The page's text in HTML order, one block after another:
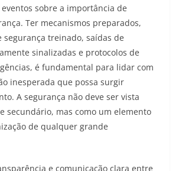
sobre a importância de
Ter mecanismos preparados,
segurança treinado, saídas de
sinalizadas e protocolos de
é fundamental para lidar com
inesperada que possa surgir
A segurança não deve ser vista
secundário, mas como um elemento
de qualquer grande
e comunicação clara entre